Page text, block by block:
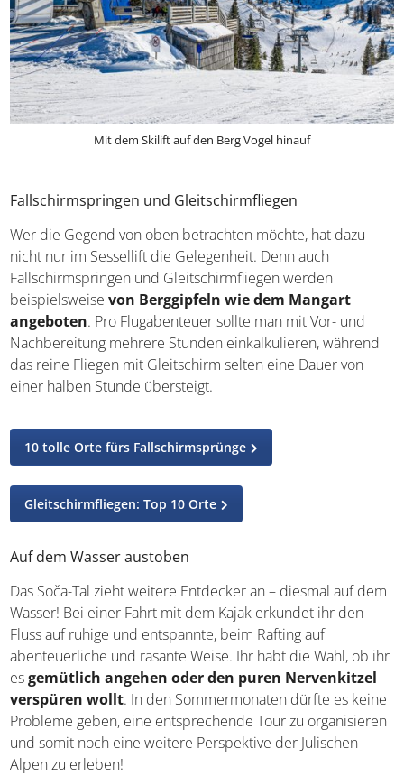
Mit dem Skilift auf den Berg Vogel hinauf
Fallschirmspringen und Gleitschirmfliegen
Wer die Gegend von oben betrachten möchte, hat dazu
nicht nur im Sessellift die Gelegenheit. Denn auch
Fallschirmspringen und Gleitschirmfliegen werden
beispielsweisevon Berggipfeln wie dem Mangart
angeboten. Pro Flugabenteuer sollte man mit Vor- und
Nachbereitung mehrere Stunden einkalkulieren, während
das reine Fliegen mit Gleitschirm selten eine Dauer von
einer halben Stunde übersteigt.
10 tolle Orte fürs Fallschirmsprünge
Gleitschirmfliegen: Top 10 Orte
Auf dem Wasser austoben
Das Soča-Tal zieht weitere Entdecker an – diesmal auf dem
Wasser! Bei einer Fahrt mit dem Kajak erkundet ihr den
Fluss auf ruhige und entspannte, beim Rafting auf
abenteuerliche und rasante Weise. Ihr habt die Wahl, ob ihr
esgemütlich angehen oder den puren Nervenkitzel
verspüren wollt. In den Sommermonaten dürfte es keine
Probleme geben, eine entsprechende Tour zu organisieren
und somit noch eine weitere Perspektive der Julischen
Alpen zu erleben!